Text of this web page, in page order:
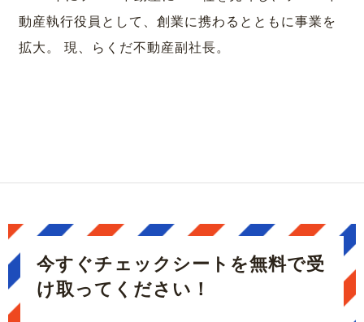
動産執行役員として、創業に携わるとともに事業を
拡大。 現、らくだ不動産副社長。
今すぐチェックシートを無料で受
け取ってください！